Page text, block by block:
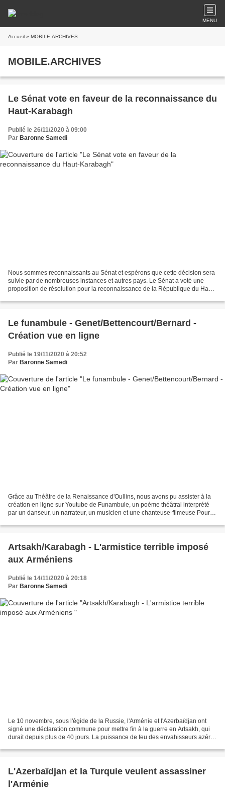
MENU
Accueil » MOBILE.ARCHIVES
MOBILE.ARCHIVES
Le Sénat vote en faveur de la reconnaissance du
Haut-Karabagh
Publié le 26/11/2020 à 09:00
Par Baronne Samedi
Nous sommes reconnaissants au Sénat et espérons que cette décision sera
suivie par de nombreuses instances et autres pays. Le Sénat a voté une
proposition de résolution pour la reconnaissance de la République du Haut-
Le funambule - Genet/Bettencourt/Bernard -
Création vue en ligne
Publié le 19/11/2020 à 20:52
Par Baronne Samedi
Grâce au Théâtre de la Renaissance d'Oullins, nous avons pu assister à la
création en ligne sur Youtube de Funambule, un poème théâtral interprété
par un danseur, un narrateur, un musicien et une chanteuse-filmeuse Pour
Artsakh/Karabagh - L'armistice terrible imposé
aux Arméniens
Publié le 14/11/2020 à 20:18
Par Baronne Samedi
Le 10 novembre, sous l'égide de la Russie, l'Arménie et l'Azerbaïdjan ont
signé une déclaration commune pour mettre fin à la guerre en Artsakh, qui
durait depuis plus de 40 jours. La puissance de feu des envahisseurs azéris,
L'Azerbaïdjan et la Turquie veulent assassiner
l'Arménie